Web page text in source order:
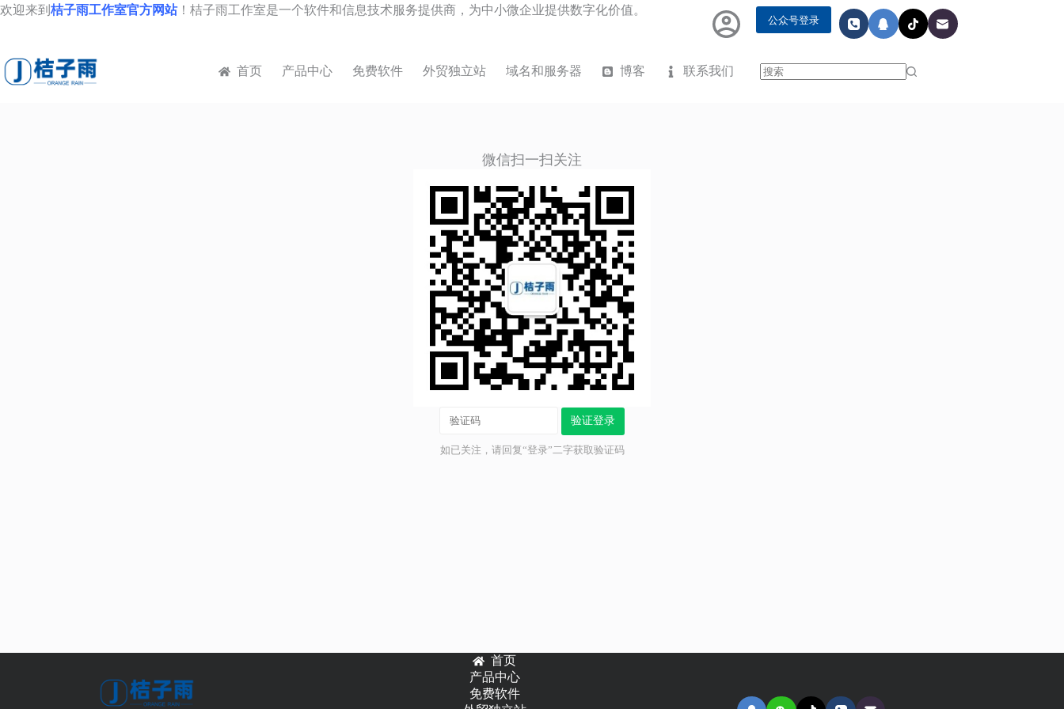
跳
容
欢迎来到 桔子雨工作室官方网站！桔子雨工作室是一个软件和信息技术服务提供商，为中小微企业提供数字化价值。
公众号登录
首页 产品中心 免费软件 外贸独立站 域名和服务器 博客
联系我们
微信扫一扫关注
验证登录
如已关注，请回复“登录”二字获取验证码
首页
产品中心
免费软件